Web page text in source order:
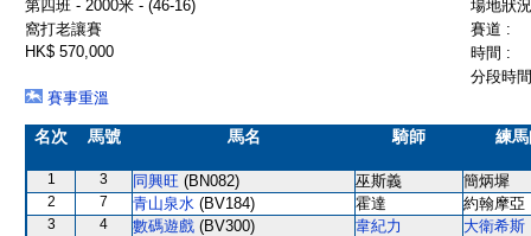
第四班 - 2000米 - (46-16)
場地狀
窩打老讓賽
賽道 :
HK$ 570,000
時間 :
分段時
賽事重溫
名次 馬號 馬名 騎師 練
1 3 同興旺 (BN082) 巫斯義 簡炳墀
2 7 青山泉水 (BV184) 霍達 約翰摩亞
3 4 數碼遊戲 (BV300) 韋紀力 大衛希斯